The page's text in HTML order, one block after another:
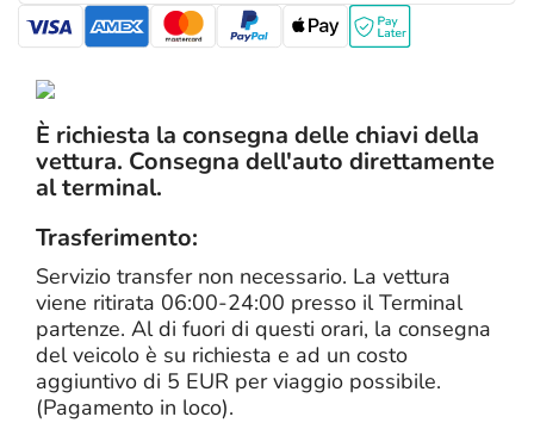
È richiesta la consegna delle chiavi della
vettura. Consegna dell'auto direttamente
al terminal.
Trasferimento:
Servizio transfer non necessario. La vettura
viene ritirata 06:00-24:00 presso il Terminal
partenze. Al di fuori di questi orari, la consegna
del veicolo è su richiesta e ad un costo
aggiuntivo di 5 EUR per viaggio possibile.
(Pagamento in loco).